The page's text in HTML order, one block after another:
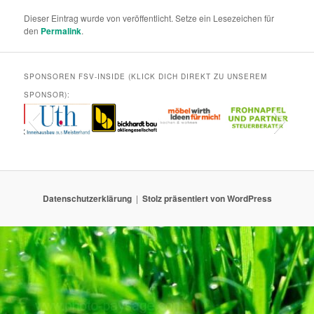
Dieser Eintrag wurde vonveröffentlicht. Setze ein Lesezeichen für
den Permalink.
SPONSOREN FSV-INSIDE (KLICK DICH DIREKT ZU UNSEREM
SPONSOR):
Datenschutzerklärung Stolz präsentiert von WordPress